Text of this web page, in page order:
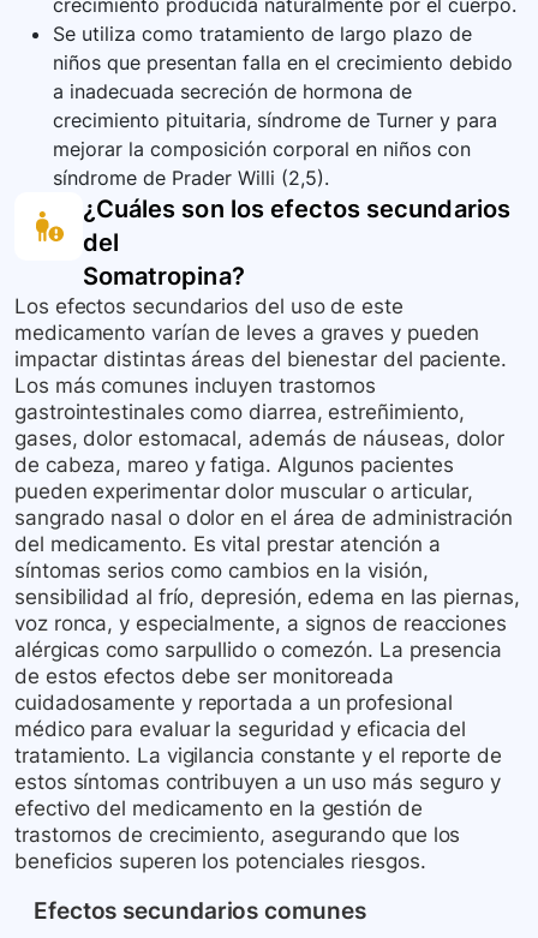
crecimiento producida naturalmente por el cuerpo.
Se utiliza como tratamiento de largo plazo de
niños que presentan falla en el crecimiento debido
a inadecuada secreción de hormona de
crecimiento pituitaria, síndrome de Turner y para
mejorar la composición corporal en niños con
síndrome de Prader Willi (2,5).
¿Cuáles son los efectos secundarios
del
Somatropina?
Los efectos secundarios del uso de este
medicamento varían de leves a graves y pueden
impactar distintas áreas del bienestar del paciente.
Los más comunes incluyen trastornos
gastrointestinales como diarrea, estreñimiento,
gases, dolor estomacal, además de náuseas, dolor
de cabeza, mareo y fatiga. Algunos pacientes
pueden experimentar dolor muscular o articular,
sangrado nasal o dolor en el área de administración
del medicamento. Es vital prestar atención a
síntomas serios como cambios en la visión,
sensibilidad al frío, depresión, edema en las piernas,
voz ronca, y especialmente, a signos de reacciones
alérgicas como sarpullido o comezón. La presencia
de estos efectos debe ser monitoreada
cuidadosamente y reportada a un profesional
médico para evaluar la seguridad y eficacia del
tratamiento. La vigilancia constante y el reporte de
estos síntomas contribuyen a un uso más seguro y
efectivo del medicamento en la gestión de
trastornos de crecimiento, asegurando que los
beneficios superen los potenciales riesgos.
Efectos secundarios comunes